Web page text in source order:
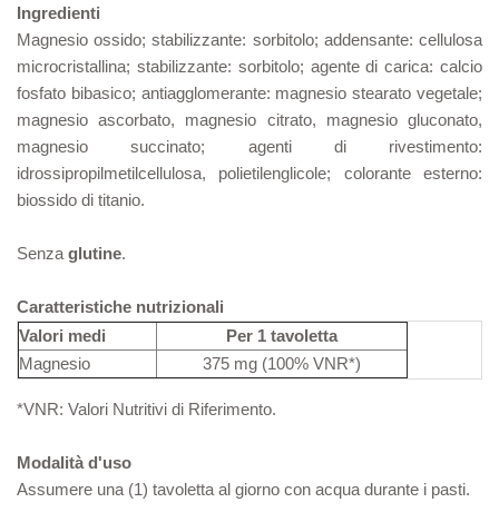
Ingredienti
Magnesio ossido; stabilizzante: sorbitolo; addensante: cellulosa
microcristallina; stabilizzante: sorbitolo; agente di carica: calcio
fosfato bibasico; antiagglomerante: magnesio stearato vegetale;
magnesio ascorbato, magnesio citrato, magnesio gluconato,
magnesio succinato; agenti di rivestimento:
idrossipropilmetilcellulosa, polietilenglicole; colorante esterno:
biossido di titanio.
Senza glutine.
Caratteristiche nutrizionali
Valori medi
Per 1 tavoletta
Magnesio
375 mg (100% VNR*)
*VNR: Valori Nutritivi di Riferimento.
Modalità d'uso
Assumere una (1) tavoletta al giorno con acqua durante i pasti.